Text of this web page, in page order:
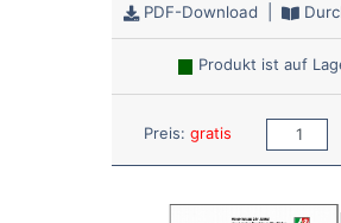
PDF-Download
Produkt ist auf
Preis: gratis Anzahl: